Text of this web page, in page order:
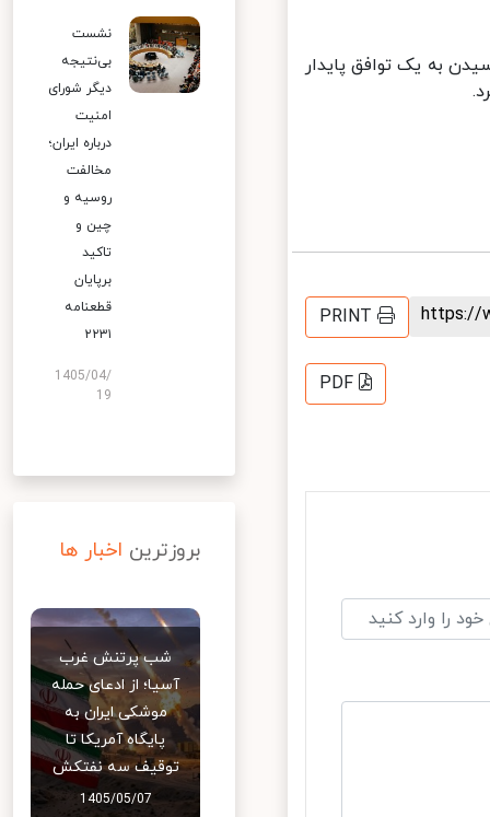
به یک توافق پایدار
PRINT
PDF
نشست
بی‌نتیجه
دیگر شورای
امنیت
درباره ایران؛
مخالفت
روسیه و
چین و
تاکید
برپایان
قطعنامه
۲۲۳۱
1405/04/
19
بروزترین اخبار ها
شب پرتنش غرب
آسیا؛ از ادعای حمله
موشکی ایران به
پایگاه آمریکا تا
توقیف سه نفتکش
1405/05/07